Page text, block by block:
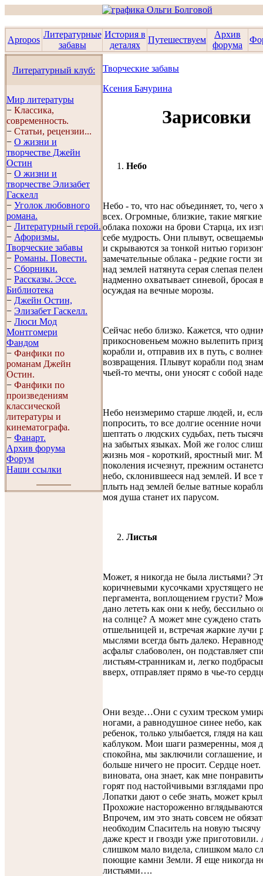
Apropos
Литературные
забавы
История в
деталях
Путешествуем
Архив
форума
Литературный клуб:
Мир литературы
− Классика,
современность.
− Статьи, рецензии...
− О жизни и
творчестве Джейн
Остин
− О жизни и
творчестве Элизабет
Гaскелл
− Уголок любовного
романа.
− Литературный герой.
− Афоризмы.
Творческие забавы
− Романы. Повести.
− Сборники.
− Рассказы. Эссe.
Библиотека
− Джейн Остин,
− Элизабет Гaскелл.
− Люси Мод
Монтгомери
Фандом
− Фанфики по
романам Джейн
Остин.
− Фанфики по
произведениям
классической
литературы и
кинематографа.
− Фанарт.
Архив форума
Форум
Наши ссылки
Творческие забавы
Ксения Бачурина
Зарисовки
1. Небо
Небо - то, что нас объединяет, то, чего
всех. Огромные, близкие, такие
облака похожи на брови Старца, их
себе мудрость. Они плывут,
и скрываются за тонкой нитью
замечательные облака - редкие гости
над землей натянута серая слепая
надменно охватывает синевой, бросая
осуждая на вечные морозы.
Сейчас небо близко. Кажется, что
прикосновеньем можно вылепить
корабли и, отправив их в путь, с
возвращения. Плывут корабли под
чьей-то мечты, они уносят с собой
Небо неизмеримо старше людей, и,
попросить, то все долгие осенние ночи
шептать о людских судьбах, петь
на забытых языках. Мой же голос
жизнь моя - короткий, яростный миг.
поколения исчезнут, прежним
небо, склонившееся над землей. И все
плыть над землей белые ватные
моя душа станет их парусом.
2. Листья
Может, я никогда не была листьями?
коричневыми кусочками хрустящего
пергамента, воплощением грусти?
дано лететь как они к небу, бессильно
на солнце? А может мне суждено стать
отшельницей и, встречая жаркие лучи
мыслями всегда быть далеко.
асфальт слабоволен, он подставляет
листьям-странникам и, легко
вверх, отправляет прямо в чье-то
Они везде…Они с сухим треском
ногами, а равнодушное синее небо,
ребенок, только улыбается, глядя на
каблуком. Мои шаги размеренны, моя
спокойна, мы заключили соглашение,
больше ничего не просит. Сердце ноет.
виновата, она знает, как мне
горят под настойчивыми взглядами
Лопатки дают о себе знать, может
Прохожие настороженно
Впрочем, им это знать совсем не
необходим Спаситель на новую тысячу
даже крест и гвозди уже приготовили.
слишком мало видела, слишком мало
поющие камни Земли. Я еще никогда
листьями….